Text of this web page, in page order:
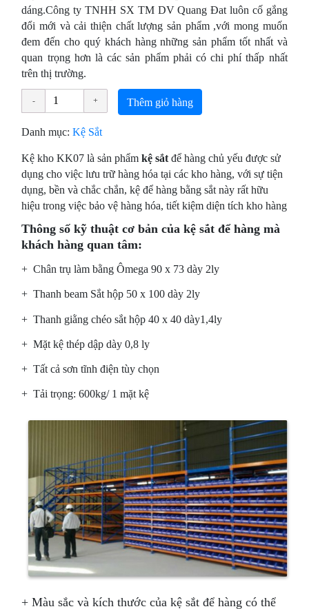
dáng.Công ty TNHH SX TM DV Quang Đat luôn cố gắng
đổi mới và cải thiện chất lượng sản phẩm ,với mong muốn
đem đến cho quý khách hàng những sản phẩm tốt nhất và
quan trọng hơn là các sản phẩm phải có chi phí thấp nhất
trên thị trường.
Thêm giỏ hàng
Danh mục:Kệ Sắt
Kệ kho KK07 là sản phẩmkệ sắtđể hàng chủ yếu được sử
dụng cho việc lưu trữ hàng hóa tại các kho hàng, với sự tiện
dụng, bền và chắc chắn, kệ để hàng bằng sắt này rất hữu
hiệu trong việc bảo vệ hàng hóa, tiết kiệm diện tích kho hàng
Thông số kỹ thuật cơ bản của kệ sắt để hàng mà
khách hàng quan tâm:
+ Chân trụ làm bằng Ômega 90 x 73 dày 2ly
+ Thanh beam Sắt hộp 50 x 100 dày 2ly
+ Thanh giằng chéo sắt hộp 40 x 40 dày1,4ly
+ Mặt kệ thép dập dày 0,8 ly
+ Tất cả sơn tĩnh điện tùy chọn
+ Tải trọng: 600kg/ 1 mặt kệ
+ Màu sắc và kích thước của kệ sắt để hàng có thể